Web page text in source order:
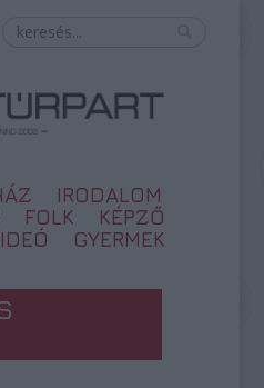
IRODALOM
FOLK
KÉPZŐ
GYERMEK